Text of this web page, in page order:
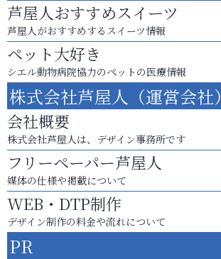
芦屋人おすすめスイーツ
芦屋人がおすすめするスイーツ情報
ペット大好き
シエル動物病院協力のペットの医療情報
株式会社芦屋人（運営会社）
会社概要
株式会社芦屋人は、デザイン事務所です
フリーペーパー芦屋人
媒体の仕様や掲載について
WEB・DTP制作
デザイン制作の料金や流れについて
PR